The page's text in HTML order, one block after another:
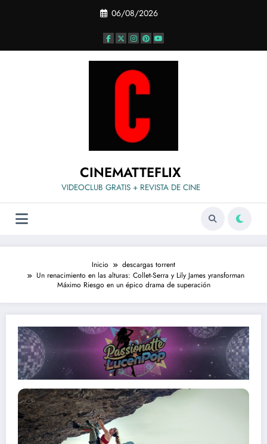
06/08/2026
CINEMATTEFLIX
VIDEOCLUB GRATIS + REVISTA DE CINE
Inicio
descargas torrent
Un renacimiento en las alturas: Collet-Serra y Lily James yransforman
Máximo Riesgo en un épico drama de superación